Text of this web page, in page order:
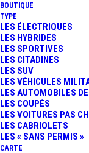
BOUTIQUE
TYPE
LES ÉLECTRIQUES
LES HYBRIDES
LES SPORTIVES
LES CITADINES
LES SUV
LES VÉHICULES
LES AUTOMOBILES
LES COUPÉS
LES VOITURES PAS
LES CABRIOLETS
LES « SANS PERMIS »
CARTE
F1 –
LANDO